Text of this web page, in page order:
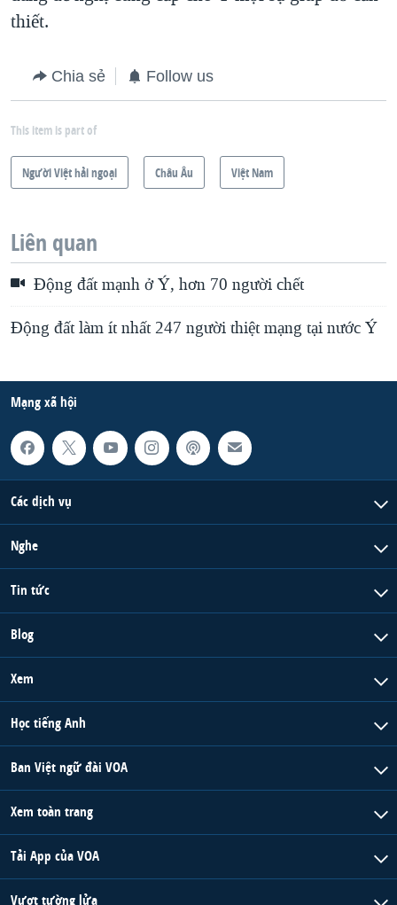
thiết.
Chia sẻ Follow us
This item is part of
Người Việt hải ngoại Châu Âu Việt Nam
Liên quan
Động đất mạnh ở Ý, hơn 70 người chết
Động đất làm ít nhất 247 người thiệt mạng tại nước Ý
Mạng xã hội
Các dịch vụ
Nghe
Tin tức
Blog
Xem
Học tiếng Anh
Ban Việt ngữ đài VOA
Xem toàn trang
Tải App của VOA
Vượt tường lửa